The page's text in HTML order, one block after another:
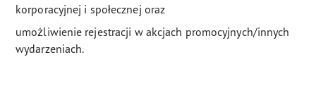
korporacyjnej i społecznej oraz
umożliwienie rejestracji w akcjach promocyjnych/innych
wydarzeniach.